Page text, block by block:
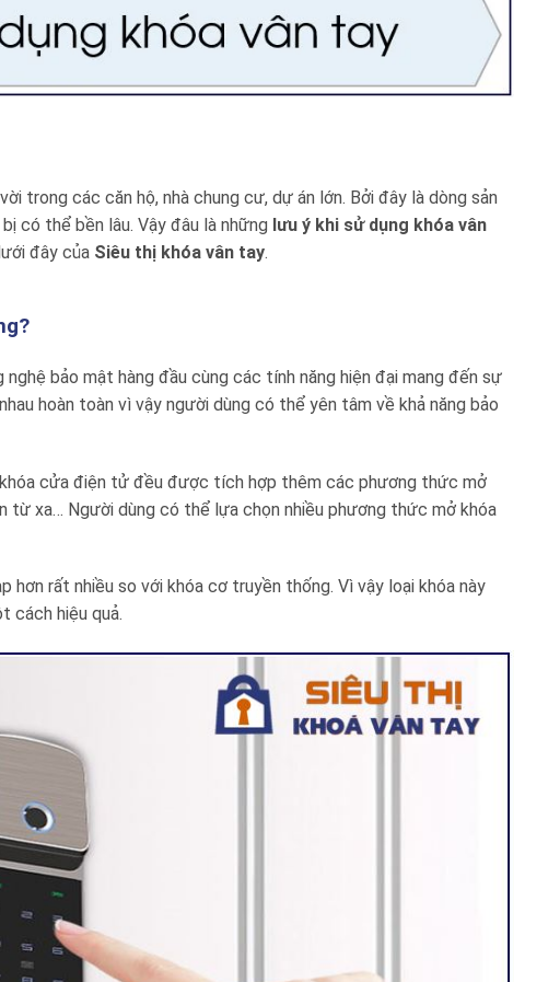
trong các căn hộ, nhà chung cư, dự án lớn. Bởi đây là dòng sản
có thể bền lâu. Vậy đâu là những lưu ý khi sử dụng khóa vân
đây của Siêu thị khóa vân tay.
bảo mật hàng đầu cùng các tính năng hiện đại mang đến sự
hoàn toàn vì vậy người dùng có thể yên tâm về khả năng bảo
cửa điện tử đều được tích hợp thêm các phương thức mở
từ xa… Người dùng có thể lựa chọn nhiều phương thức mở khóa
rất nhiều so với khóa cơ truyền thống. Vì vậy loại khóa này
cách hiệu quả.